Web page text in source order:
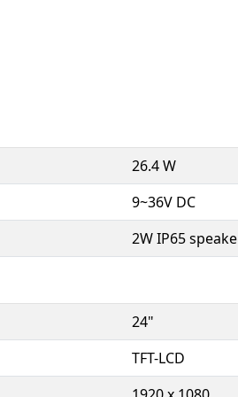
26.4 W
9~36V DC
2W IP65
24"
TFT-LCD